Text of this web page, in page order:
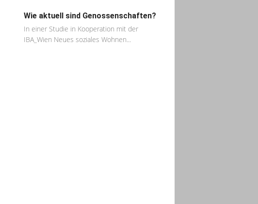
Wie aktuell sind Genossenschaften?
In einer Studie in Kooperation mit der
IBA_Wien Neues soziales Wohnen...